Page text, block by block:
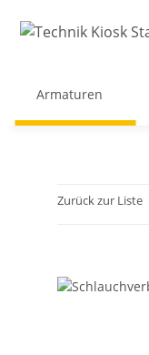
Armaturen
Zurück zur Liste